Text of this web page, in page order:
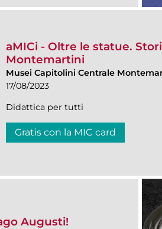
aMICi - Oltre le statue.
Montemartini
Musei Capitolini Centrale
17/08/2023
Didattica per tutti
Gratis con la MIC card
Augusti!